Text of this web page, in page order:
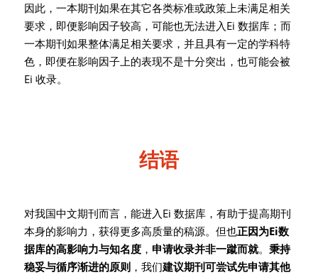
因此，一本期刊如果在其它各类标准或政策上未满足相关
要求，即便影响因子较高，可能也无法进入Ei 数据库；而
一本期刊如果整体满足相关要求，并且具有一定的学科特
色，即便在影响因子上的表现不是十分突出，也可能会被
Ei 收录。
结语
对我国中文期刊而言，能进入Ei 数据库，有助于提高期刊
本身的影响力，获得更多高质量的稿源。但也正因为Ei数
据库的高影响力与知名度 ， 申请收录并非一蹴而就。 秉持
稳妥与循序渐进的原则 ，我们建议期刊可尝试先申请其他